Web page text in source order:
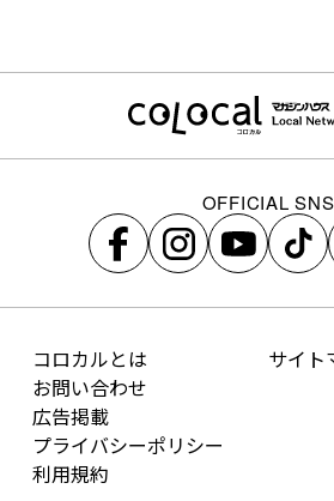
OFFICIAL SNS
コロカルとは
お問い合わせ
広告掲載
プライバシーポリシー
利用規約
サイト